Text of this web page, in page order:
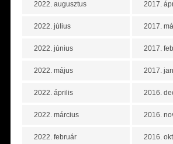
2022. augusztus
2022. július
2022. június
2022. május
2022. április
2022. március
2022. február
2017.
2017.
2017.
2017.
2016.
2016.
2016.